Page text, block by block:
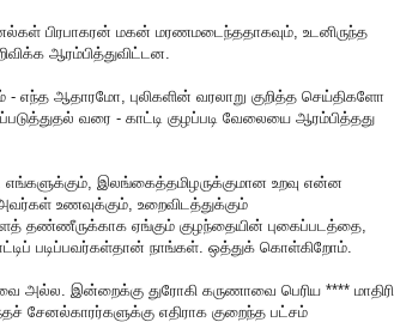
பிரபாகரன் மகன் மரணமடைந்ததாகவும், உடனிருந்த
ஆரம்பித்துவிட்டன.
- எந்த ஆதாரமோ, புலிகளின் வரலாறு குறித்த செய்திகளோ
வரை - காட்டி குழப்படி வேலையை ஆரம்பித்தது
எங்களுக்கும், இலங்கைத்தமிழருக்குமான உறவு என்ன
உணவுக்கும், உறைவிடத்துக்கும்
தண்ணீருக்காக ஏங்கும் குழந்தையின் புகைப்படத்தை,
படிப்பவர்கள்தான் நாங்கள். ஒத்துக் கொள்கிறோம்.
இன்றைக்கு துரோகி கருணாவை பெரிய **** மாதிரி
சேனல்காரர்களுக்கு எதிராக குறைந்த பட்சம்